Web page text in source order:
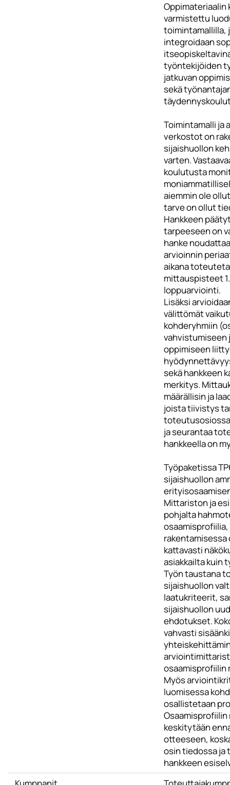
Oppimateriaalin
varmistettu
toimintamallilla,
integroidaan
työntekijöiden
jatkuvan
sekä
Toimintamalli ja
verkostot on
sijaishuollon
varten.
koulutusta
aiemmin ole
tarve on ollut
Hankkeen
tarpeeseen on
hanke
arvioinnin
aikana
mittauspisteet
loppuarviointi.
Lisäksi
välittömät
kohderyhmiin
oppimiseen
sekä hankkeen
merkitys.
määrällisin ja
joista tiivistys
ja seurantaa
hankkeella on
Työpaketissa
sijaishuollon
Mittariston ja
pohjalta
osaamisprofiilia,
kattavasti
asiakkailta kuin
Työn taustana
sijaishuollon
laatukriteerit,
sijaishuollon
ehdotukset.
vahvasti
osaamisprofiilin
Myös
luomisessa
osallistetaan
keskitytään
otteeseen,
osin tiedossa ja
hankkeen